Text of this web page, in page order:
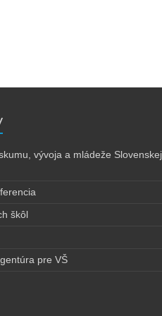
vývoja a mládeže Slovenskej
škôl
pre VŠ